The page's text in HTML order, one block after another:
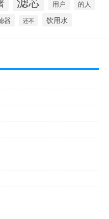
用户 的人
器 还不 饮用水